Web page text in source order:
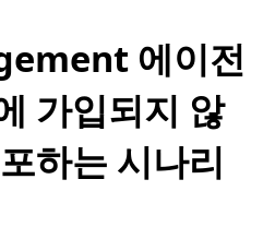
에이전
가입되지 않
하는 시나리